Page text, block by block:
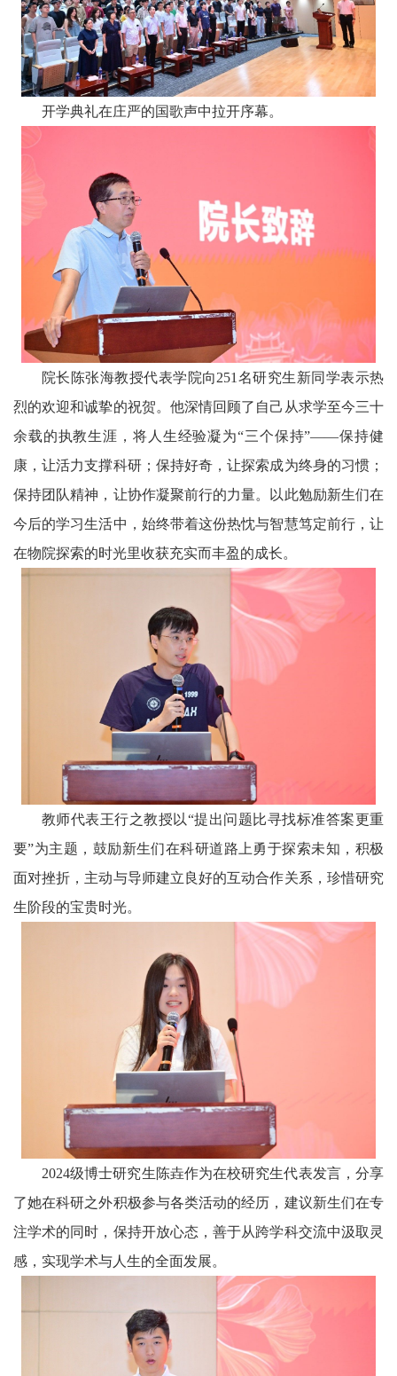
开学典礼在庄严的国歌声中拉开序幕。
院长陈张海教授代表学院向251名研究生新同学表示热
烈的欢迎和诚挚的祝贺。他深情回顾了自己从求学至今三十
余载的执教生涯，将人生经验凝为“三个保持”——保持健
康，让活力支撑科研；保持好奇，让探索成为终身的习惯；
保持团队精神，让协作凝聚前行的力量。以此勉励新生们在
今后的学习生活中，始终带着这份热忱与智慧笃定前行，让
在物院探索的时光里收获充实而丰盈的成长。
教师代表王行之教授以“提出问题比寻找标准答案更重
要”为主题，鼓励新生们在科研道路上勇于探索未知，积极
面对挫折，主动与导师建立良好的互动合作关系，珍惜研究
生阶段的宝贵时光。
2024级博士研究生陈垚作为在校研究生代表发言，分享
了她在科研之外积极参与各类活动的经历，建议新生们在专
注学术的同时，保持开放心态，善于从跨学科交流中汲取灵
感，实现学术与人生的全面发展。